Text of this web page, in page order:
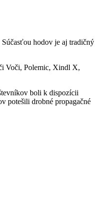
hodov je aj tradičný
Voči, Polemic, Xindl X,
boli k dispozícii
potešili drobné propagačné